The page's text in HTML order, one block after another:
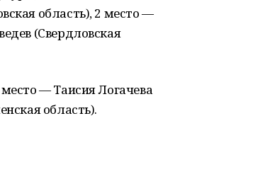
область), 2 место —
(Свердловская
— Таисия Логачева
область).